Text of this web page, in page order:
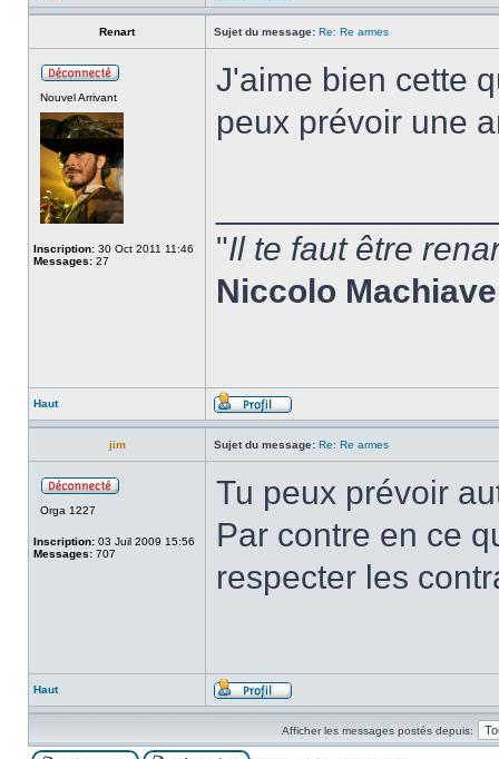
Renart Sujet du message: Re: Re armes
Nouvel Arrivant
Inscription: 30 Oct 2011 11:46
Messages: 27
J'aime bien cette
peux prévoir une
"Il te faut être
Niccolo
Haut
jim Sujet du message: Re: Re armes
Orga 1227
Inscription: 03 Juil 2009 15:56
Messages: 707
Tu peux prévoir
Par contre en ce
respecter les
Haut
Afficher les messages postés depuis: